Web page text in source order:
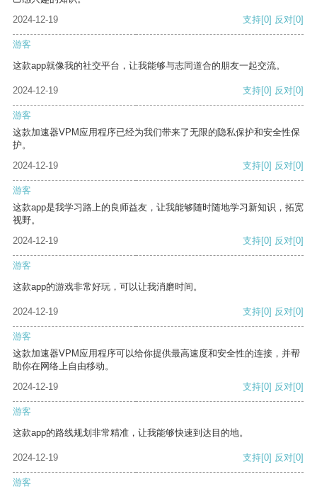
2024-12-19
支持[0] 反对[0]
游客
这款app就像我的社交平台，让我能够与志同道合的朋友一起交流。
2024-12-19 支持[0] 反对[0]
游客
这款加速器VPM应用程序已经为我们带来了无限的隐私保护和安全性保
护。
2024-12-19
支持[0] 反对[0]
游客
这款app是我学习路上的良师益友，让我能够随时随地学习新知识，拓宽
视野。
2024-12-19
支持[0] 反对[0]
游客
这款app的游戏非常好玩，可以让我消磨时间。
2024-12-19 支持[0] 反对[0]
游客
这款加速器VPM应用程序可以给你提供最高速度和安全性的连接，并帮
助你在网络上自由移动。
2024-12-19
支持[0] 反对[0]
游客
这款app的路线规划非常精准，让我能够快速到达目的地。
2024-12-19 支持[0] 反对[0]
游客